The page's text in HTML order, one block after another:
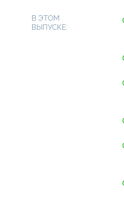
В ЭТОМ
ВЫПУСКЕ: